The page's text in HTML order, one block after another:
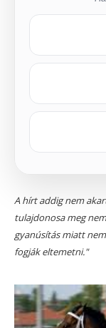
A hírt addig nem
tulajdonosa meg
gyanúsítás miatt
fogják eltemetni."